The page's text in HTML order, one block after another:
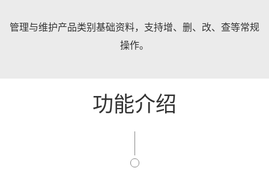
管理与维护产品类别基础资料，支持增、删、改、查等常规
操作。
功能介绍